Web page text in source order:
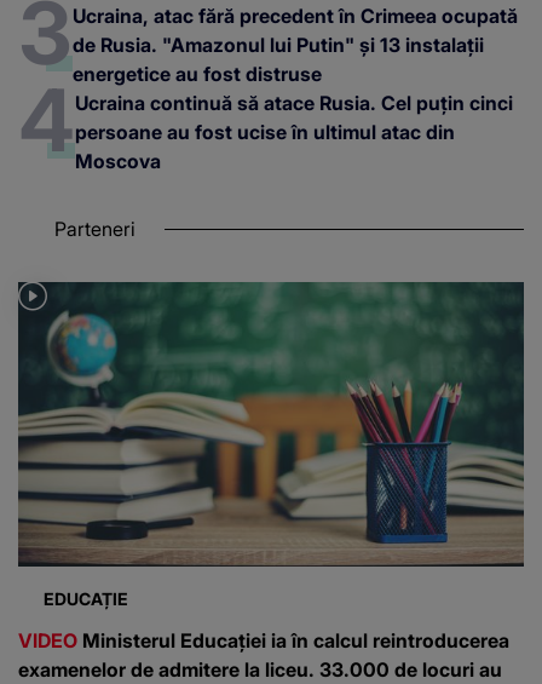
Ucraina, atac fără precedent în Crimeea ocupată
de Rusia. "Amazonul lui Putin" și 13 instalații
energetice au fost distruse
Ucraina continuă să atace Rusia. Cel puțin cinci
persoane au fost ucise în ultimul atac din
Moscova
Parteneri
EDUCAȚIE
VIDEO Ministerul Educației ia în calcul reintroducerea
examenelor de admitere la liceu. 33.000 de locuri au